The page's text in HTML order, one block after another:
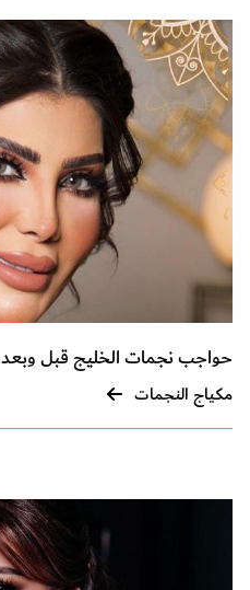
حواجب نجمات الخليج قبل وبعد
مكياج النجمات